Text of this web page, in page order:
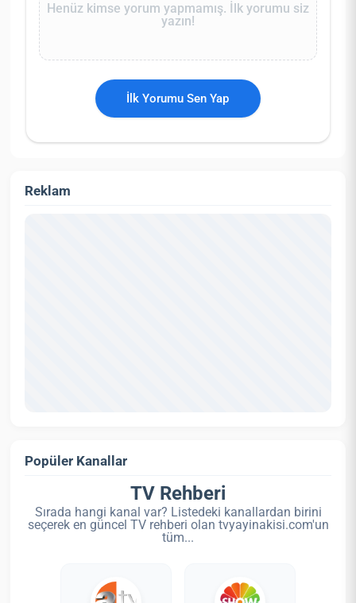
Henüz kimse yorum yapmamış. İlk yorumu siz
yazın!
İlk Yorumu Sen Yap
Reklam
Popüler Kanallar
TV Rehberi
Sırada hangi kanal var? Listedeki kanallardan birini
seçerek en güncel TV rehberi olan tvyayinakisi.com'un
tüm...